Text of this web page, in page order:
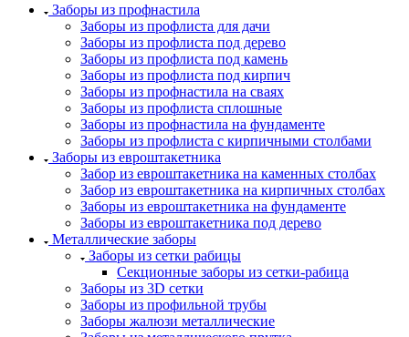
Заборы из профнастила
Заборы из профлиста для дачи
Заборы из профлиста под дерево
Заборы из профлиста под камень
Заборы из профлиста под кирпич
Заборы из профнастила на сваях
Заборы из профлиста сплошные
Заборы из профнастила на фундаменте
Заборы из профлиста с кирпичными столбами
Заборы из евроштакетника
Забор из евроштакетника на каменных столбах
Забор из евроштакетника на кирпичных столбах
Заборы из евроштакетника на фундаменте
Заборы из евроштакетника под дерево
Металлические заборы
Заборы из сетки рабицы
Секционные заборы из сетки-рабица
Заборы из 3D сетки
Заборы из профильной трубы
Заборы жалюзи металлические